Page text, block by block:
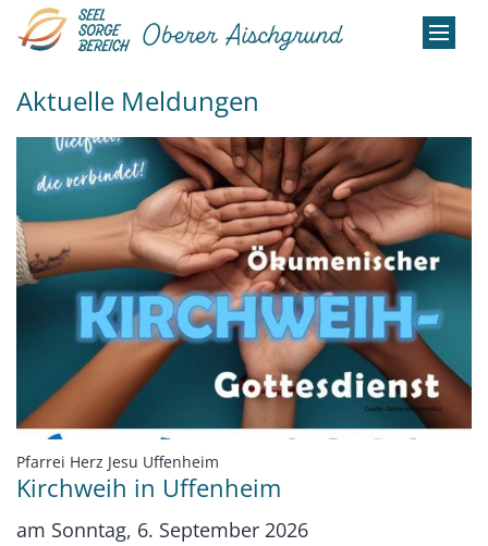
Zum Inhalt springen
Aktuelle Meldungen
Pfarrei Herz Jesu Uffenheim
Kirchweih in Uffenheim
am Sonntag, 6. September 2026